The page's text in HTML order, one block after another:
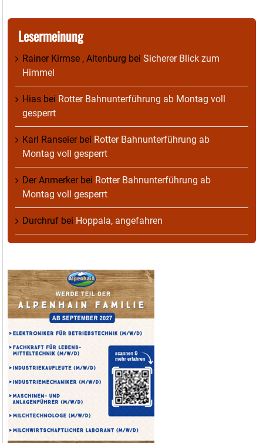
Lesermeinung
Rainer Kirmse , Altenburg bei Sicherer Blick zum
Himmel
Hias bei Rotter Bahnunterführung ab Montag voll
gesperrt
Karl Ranseierbei Rotter Bahnunterführung ab
Montag voll gesperrt
Der Anmerkerbei Rotter Bahnunterführung ab
Montag voll gesperrt
Durchruf bei Hoppala, angefahren